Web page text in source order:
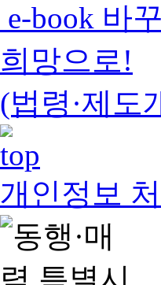
e-book 바
희망으로!
(법령·제도
개인정보